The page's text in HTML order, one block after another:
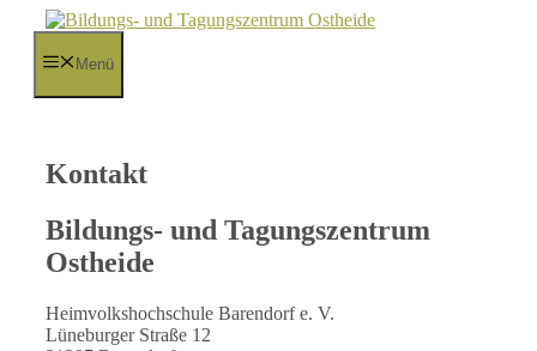
Inhalt
springen Menü
Kontakt
Bildungs- und Tagungszentrum
Ostheide
Heimvolkshochschule Barendorf e. V.
Lüneburger Straße 12